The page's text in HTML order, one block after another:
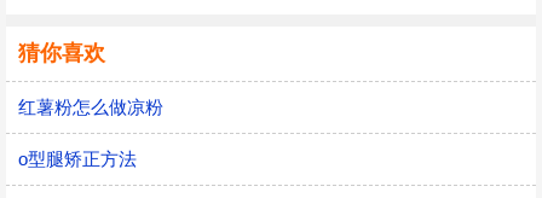
猜你喜欢
红薯粉怎么做凉粉
o型腿矫正方法